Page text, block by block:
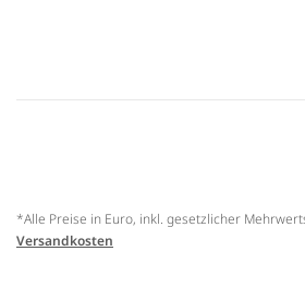
*Alle Preise in Euro, inkl. gesetzlicher
Versandkosten